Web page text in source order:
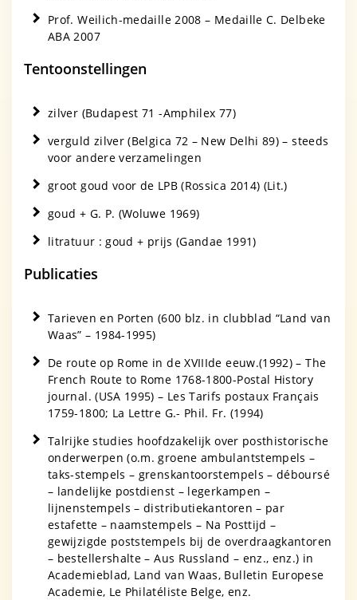
Prof. Weilich-medaille 2008 – Medaille C. Delbeke
ABA 2007
Tentoonstellingen
zilver (Budapest 71 -Amphilex 77)
verguld zilver (Belgica 72 – New Delhi 89) – steeds
voor andere verzamelingen
groot goud voor de LPB (Rossica 2014) (Lit.)
goud + G. P. (Woluwe 1969)
litratuur : goud + prijs (Gandae 1991)
Publicaties
Tarieven en Porten (600 blz. in clubblad “Land van
Waas” – 1984-1995)
De route op Rome in de XVIIIde eeuw.(1992) – The
French Route to Rome 1768-1800-Postal History
journal. (USA 1995) – Les Tarifs postaux Français
1759-1800; La Lettre G.- Phil. Fr. (1994)
Talrijke studies hoofdzakelijk over posthistorische
onderwerpen (o.m. groene ambulantstempels –
taks-stempels – grenskantoorstempels – déboursé
– landelijke postdienst – legerkampen –
lijnenstempels – distributiekantoren – par
estafette – naamstempels – Na Posttijd –
gewijzigde poststempels bij de overdraagkantoren
– bestellershalte – Aus Russland – enz., enz.) in
Academieblad, Land van Waas, Bulletin Europese
Academie, Le Philatéliste Belge, enz.